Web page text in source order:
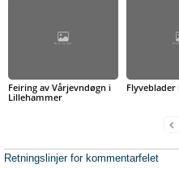
Feiring av Vårjevndøgn i
Lillehammer
Flyveblader
Retningslinjer for kommentarfelet